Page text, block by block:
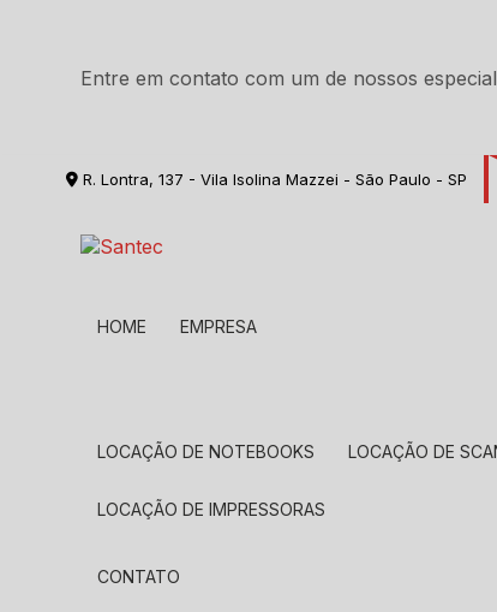
Entre em contato com um de nossos
R. Lontra, 137 - Vila Isolina Mazzei - São Paulo - SP
HOME EMPRESA
LOCAÇÃO DE NOTEBOOKS LOCAÇÃO DE
LOCAÇÃO DE IMPRESSORAS
CONTATO